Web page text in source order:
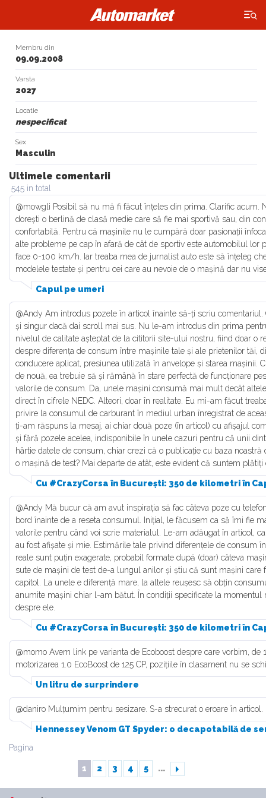
×
Membru din
09.09.2008
Varsta
2027
Locatie
nespecificat
Sex
Masculin
Ultimele comentarii
545 in total
@mowgli Posibil să nu mă fi făcut înțeles din prima. Clarific acum.
dorești o berlină de clasă medie care să fie mai sportivă sau, din
confortabilă. Pentru că mașinile nu le cumpără doar pasionații
alte probleme pe cap în afară de cât de sportiv este automobilul lor
face 0-100 km/h. Iar treaba mea de jurnalist auto este să înțeleg
modelele testate și pentru cei care au nevoie de o mașină dar nu
Capul pe umeri
@Andy Am introdus pozele în articol înainte să-ți scriu comentariul.
și singur dacă dai scroll mai sus. Nu le-am introdus din prima
nivelul de calitate așteptat de la cititorii site-ului nostru, fiind doar o
despre diferența de consum între mașinile tale și ale prietenilor tăi,
conducere aplicat, presiunea utilizată în anvelope și starea mașinii.
de nouă, ea trebuie să și rămână în stare perfectă de funcționare
valorile de consum. Da, unele mașini consumă mai mult decât
direct în cifrele NEDC. Alteori, doar în realitate. Eu mi-am făcut
privire la consumul de carburant în mediul urban înregistrat de
ți-am răspuns la mesaj, ai chiar două poze (în articol) cu afișajul
și fără pozele acelea, indisponibile în unele cazuri pentru că unii
hârtie datele de consum, chiar crezi că o publicație cu baza noastră
o mașină de test? Mai departe de atât, este evident că suntem
Cu #CrazyCorsa în București: 350 de kilometri în
@Andy Mă bucur că am avut inspirația să fac câteva poze cu
bord înainte de a reseta consumul. Inițial, le făcusem ca să îmi fie
valorile pentru când voi scrie materialul. Le-am adăugat în articol,
au fost afișate și mie. Estimările tale privind diferențele de consum
reale sunt puțin exagerate, probabil formate după (doar) câteva
sute de mașini de test de-a lungul anilor și știu că sunt mașini care
capitol. La unele e diferență mare, la altele reușesc să obțin
anumite mașini chiar l-am bătut. În condiții specificate la momentul
despre ele.
Cu #CrazyCorsa în București: 350 de kilometri în
@momo Avem link pe varianta de Ecoboost despre care vorbim, de
motorizarea 1.0 EcoBoost de 125 CP, pozițiile în clasament nu se
Un litru de surprindere
@daniro Mulțumim pentru sesizare. S-a strecurat o eroare în articol.
Hennessey Venom GT Spyder: o decapotabilă de
Pagina
1 2 3 4 5 ...